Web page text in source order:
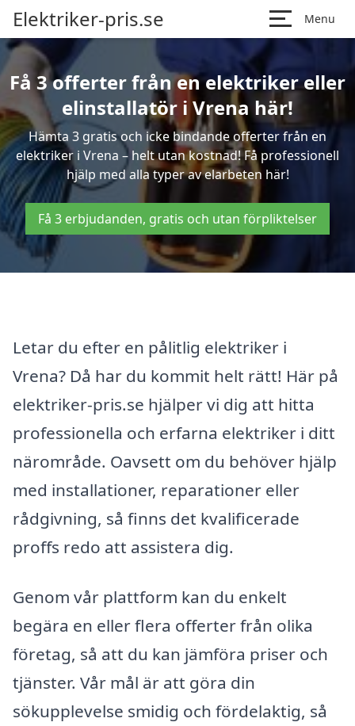
Elektriker-pris.se Menu
Få 3 offerter från en elektriker eller
elinstallatör i Vrena här!
Hämta 3 gratis och icke bindande offerter från en
elektriker i Vrena – helt utan kostnad! Få professionell
hjälp med alla typer av elarbeten här!
Få 3 erbjudanden, gratis och utan förpliktelser
Letar du efter en pålitlig elektriker i
Vrena? Då har du kommit helt rätt! Här på
elektriker-pris.se hjälper vi dig att hitta
professionella och erfarna elektriker i ditt
närområde. Oavsett om du behöver hjälp
med installationer, reparationer eller
rådgivning, så finns det kvalificerade
proffs redo att assistera dig.
Genom vår plattform kan du enkelt
begära en eller flera offerter från olika
företag, så att du kan jämföra priser och
tjänster. Vår mål är att göra din
sökupplevelse smidig och fördelaktig, så